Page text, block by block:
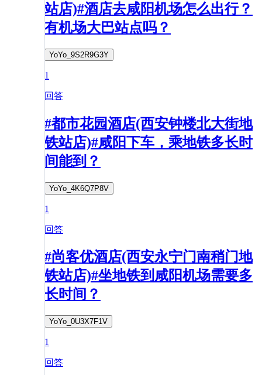
站店)#酒店去咸阳机场怎么出行？
有机场大巴站点吗？
YoYo_9S2R9G3Y
1
回答
#都市花园酒店(西安钟楼北大街地
铁站店)#咸阳下车，乘地铁多长时
间能到？
YoYo_4K6Q7P8V
1
回答
#尚客优酒店(西安永宁门南稍门地
铁站店)#坐地铁到咸阳机场需要多
长时间？
YoYo_0U3X7F1V
1
回答